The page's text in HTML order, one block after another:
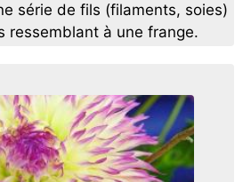
série de fils (filaments, soies)
ressemblant à une frange.